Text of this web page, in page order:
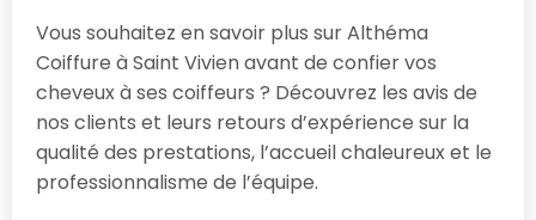
Vous souhaitez en savoir plus sur Althéma
Coiffure à Saint Vivien avant de confier vos
cheveux à ses coiffeurs ? Découvrez les avis de
nos clients et leurs retours d’expérience sur la
qualité des prestations, l’accueil chaleureux et le
professionnalisme de l’équipe.